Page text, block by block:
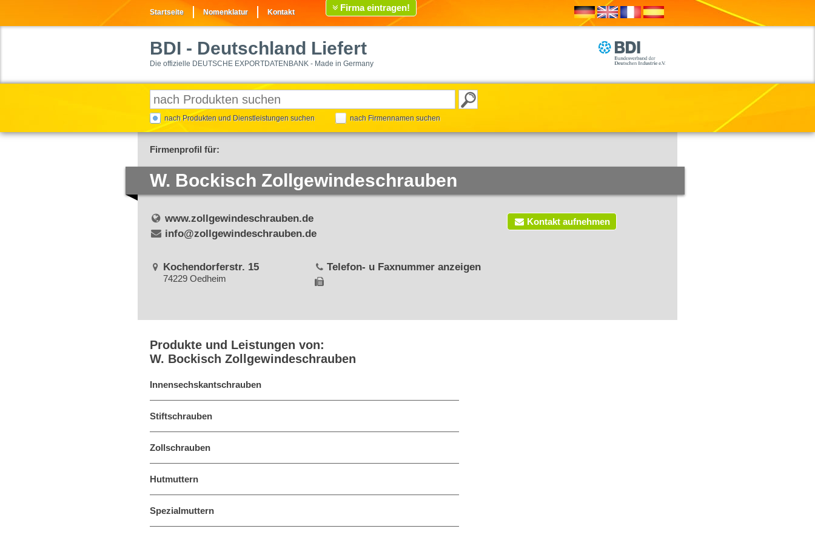
Startseite Nomenklatur Kontakt Firma eintragen!
BDI - Deutschland Liefert
Die offizielle DEUTSCHE EXPORTDATENBANK - Made in Germany
nach Produkten und Dienstleistungen suchen nach Firmennamen suchen
Firmenprofil für:
W. Bockisch Zollgewindeschrauben
Kontakt aufnehmen
www.zollgewindeschrauben.de
info@zollgewindeschrauben.de
Kochendorferstr. 15
74229 Oedheim
Telefon- u Faxnummer anzeigen
Produkte und Leistungen von:
W. Bockisch Zollgewindeschrauben
Innensechskantschrauben
Stiftschrauben
Zollschrauben
Hutmuttern
Spezialmuttern